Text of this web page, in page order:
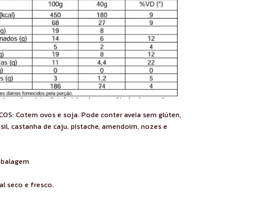
Cotem ovos e soja. Pode conter aveia sem glúten,
castanha de caju, pistache, amendoim, nozes e
seco e fresco.